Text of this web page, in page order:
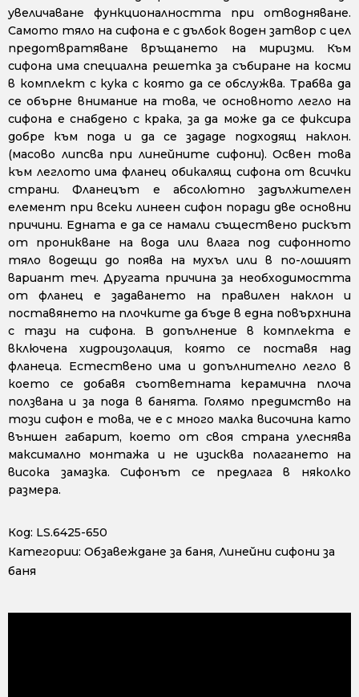
увеличаване функционалността при отводняване.
Самото тяло на сифона е с дълбок воден затвор с цел
предотвратяване връщането на миризми. Към
сифона има специална решетка за събиране на косми
в комплект с кука с която да се обслужва. Трабва да
се обърне внимание на това, че основното легло на
сифона е снабдено с крака, за да може да се фиксира
добре към пода и да се зададе подходящ наклон.
(масово липсва при линейните сифони). Освен това
към леглото има фланец обикалящ сифона от всички
страни. Фланецът е абсолютно задължителен
елемент при всеки линеен сифон поради две основни
причини. Едната е да се намали съществено рискът
от проникване на вода или влага под сифонното
тяло водещи до поява на мухъл или в по-лошият
вариант теч. Другата причина за необходимостта
от фланец е задаването на правилен наклон и
поставянето на плочките да бъде в една повърхнина
с тази на сифона. В допълнение в комплекта е
включена хидроизолация, която се поставя над
фланеца. Естествено има и допълнително легло в
което се добавя съответната керамична плоча
ползвана и за пода в банята. Голямо предимство на
този сифон е това, че е с много малка височина като
външен габарит, което от своя страна улеснява
максимално монтажа и не изисква полагането на
висока замазка. Сифонът се предлага в няколко
размера.
Код: LS.6425-650
Категории: Обзавеждане за баня, Линейни сифони за
баня